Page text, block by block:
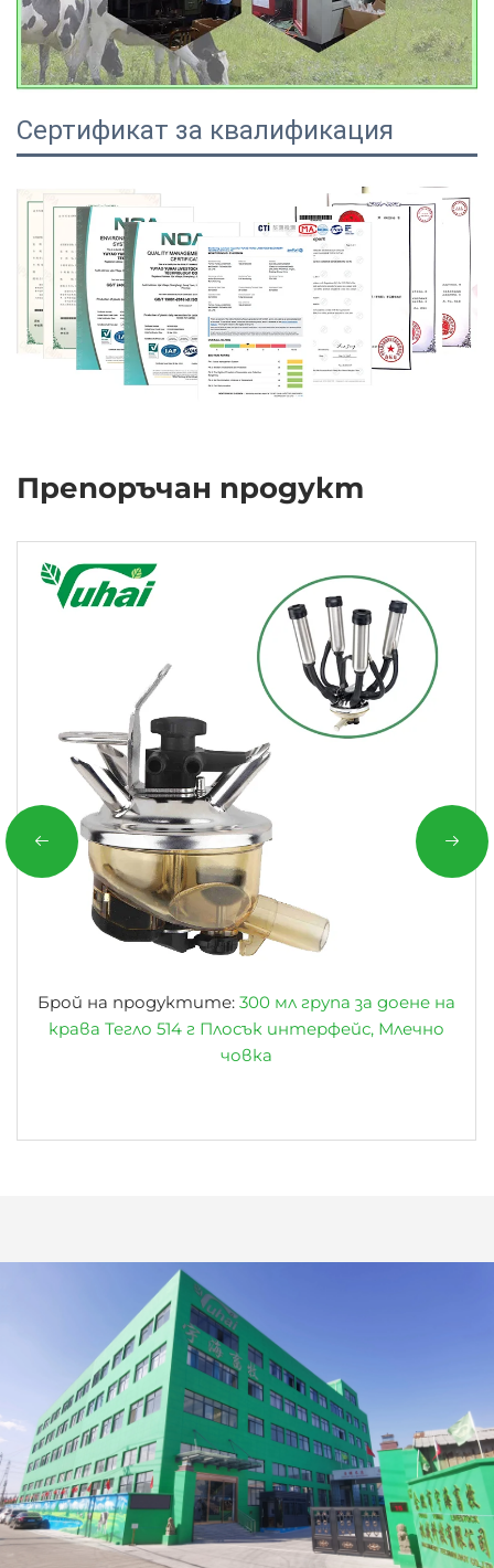
Сертификат за квалификация
Препоръчан продукт
Брой на продуктите: 300 мл група за доене на
крава Тегло 514 г Плосък интерфейс, Млечно
човка